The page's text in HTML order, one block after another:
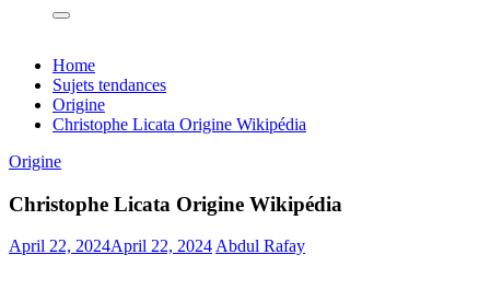
Home
Sujets tendances
Origine
Christophe Licata Origine Wikipédia
Origine
Christophe Licata Origine Wikipédia
April 22, 2024April 22, 2024Abdul Rafay